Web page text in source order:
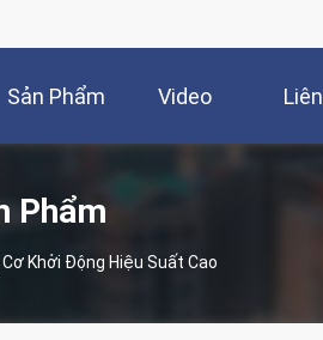
Sản Phẩm Video
Phẩm
Khởi Động Hiệu Suất Cao